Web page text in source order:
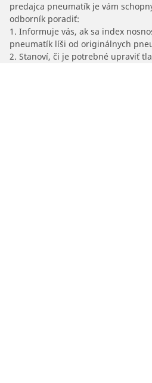
predajca pneumatík je vám
odborník poradiť:
1. Informuje vás, ak sa index
pneumatík líši od originálnych
2. Stanoví, či je potrebné upraviť